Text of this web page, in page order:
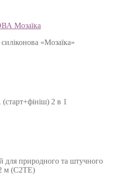
Мозаїка
«Мозаїка»
2 в 1
для природного та штучного
м (C2TЕ)